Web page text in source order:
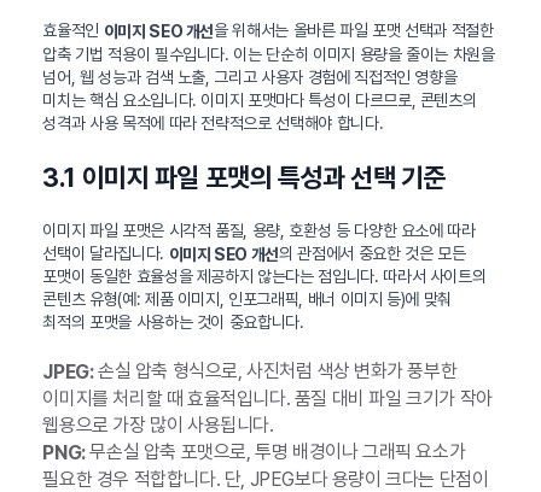
효율적인 이미지 SEO 개선을 위해서는 올바른 파일 포맷 선택과 적절한
압축 기법 적용이 필수입니다. 이는 단순히 이미지 용량을 줄이는 차원을
넘어, 웹 성능과 검색 노출, 그리고 사용자 경험에 직접적인 영향을
미치는 핵심 요소입니다. 이미지 포맷마다 특성이 다르므로, 콘텐츠의
성격과 사용 목적에 따라 전략적으로 선택해야 합니다.
3.1 이미지 파일 포맷의 특성과 선택 기준
이미지 파일 포맷은 시각적 품질, 용량, 호환성 등 다양한 요소에 따라
선택이 달라집니다. 이미지 SEO 개선의 관점에서 중요한 것은 모든
포맷이 동일한 효율성을 제공하지 않는다는 점입니다. 따라서 사이트의
콘텐츠 유형(예: 제품 이미지, 인포그래픽, 배너 이미지 등)에 맞춰
최적의 포맷을 사용하는 것이 중요합니다.
JPEG:손실 압축 형식으로, 사진처럼 색상 변화가 풍부한
이미지를 처리할 때 효율적입니다. 품질 대비 파일 크기가 작아
웹용으로 가장 많이 사용됩니다.
PNG:무손실 압축 포맷으로, 투명 배경이나 그래픽 요소가
필요한 경우 적합합니다. 단, JPEG보다 용량이 크다는 단점이